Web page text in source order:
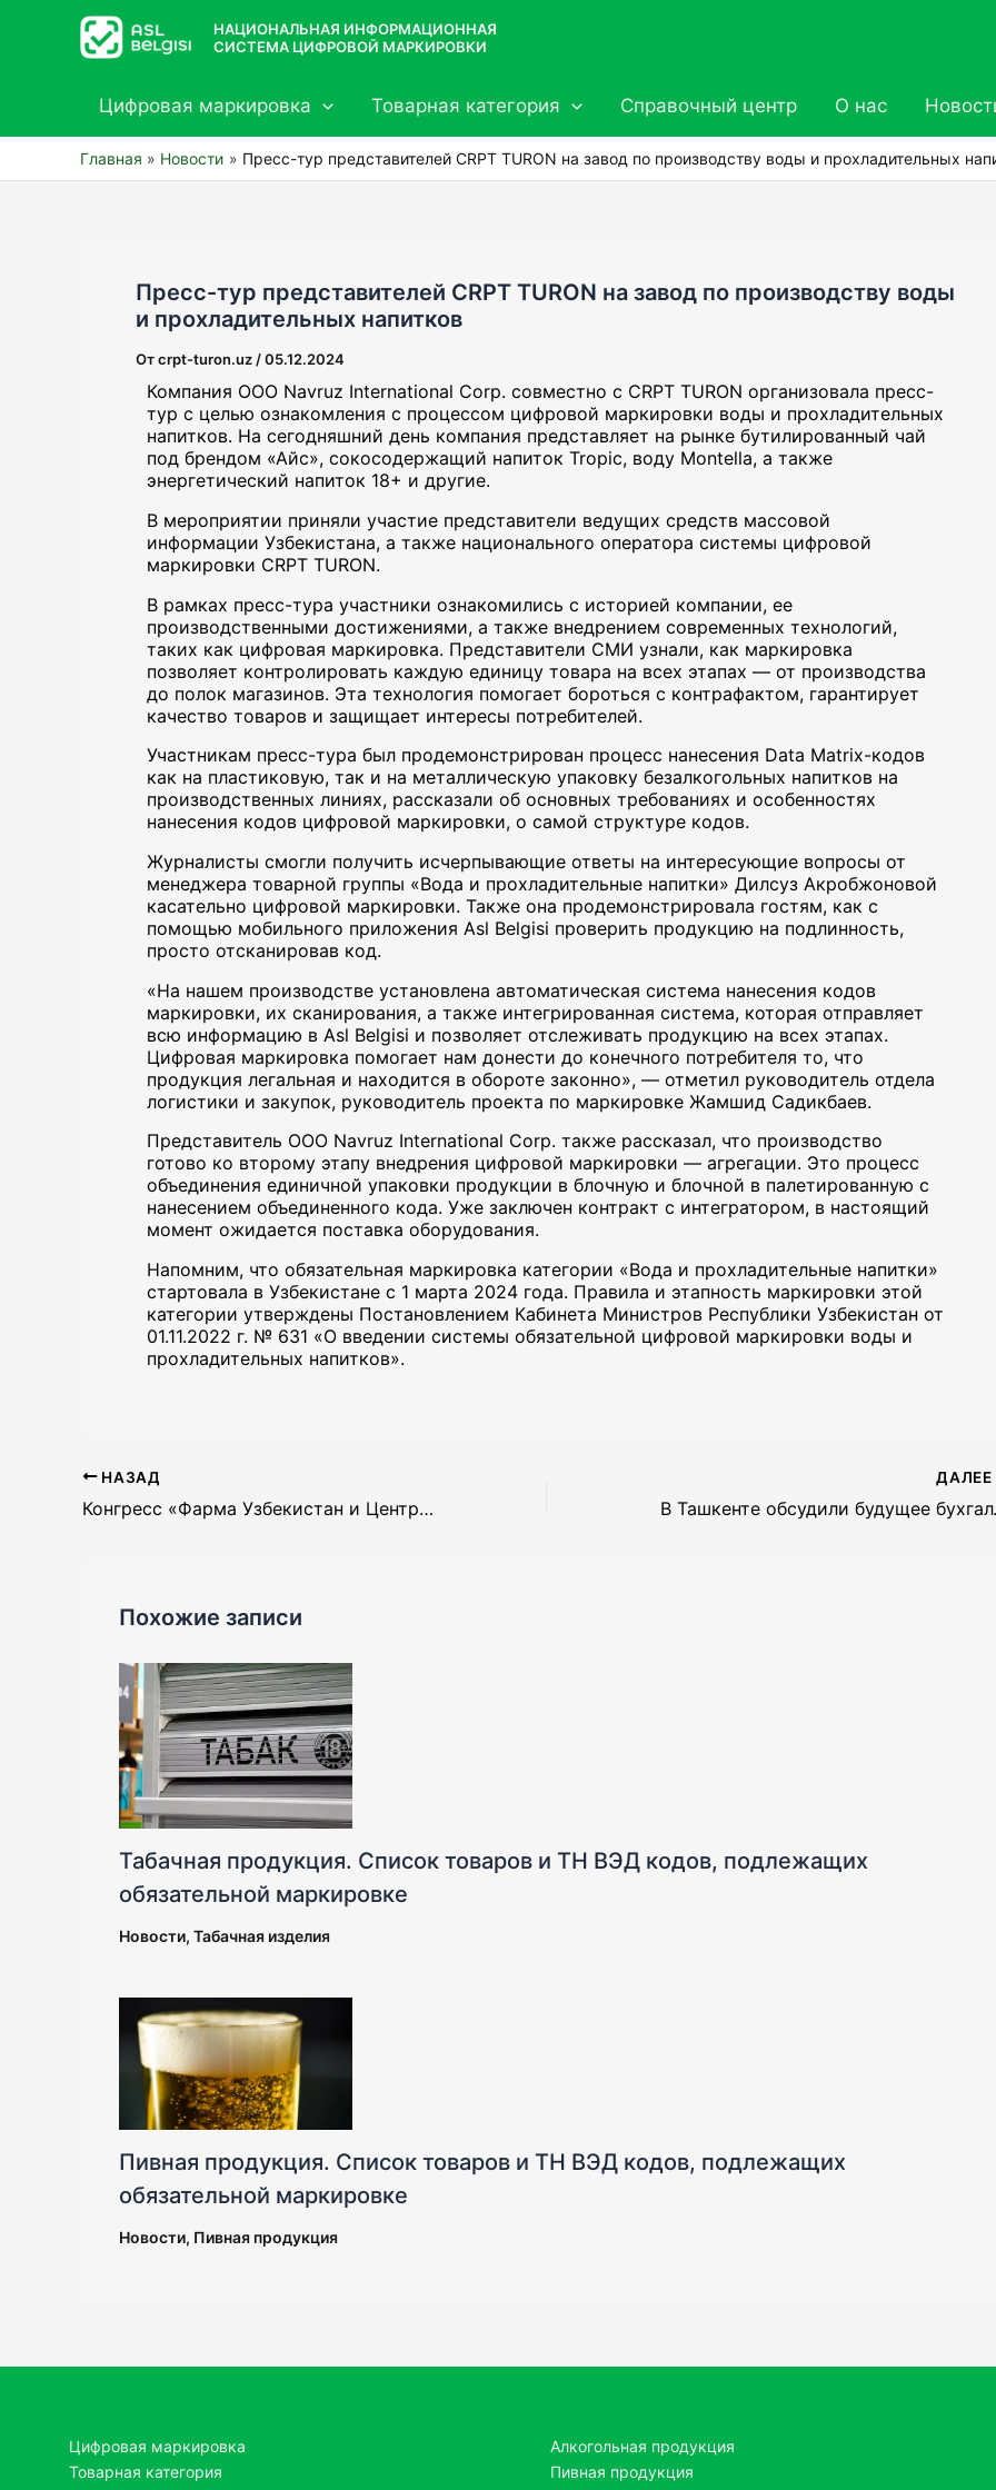
содержимому
НАЦИОНАЛЬНАЯ ИНФОРМАЦИОННАЯ
СИСТЕМА ЦИФРОВОЙ МАРКИРОВКИ
Цифровая маркировка Товарная категория Справочный центр О нас
Главная Новости Пресс-тур представителей CRPT TURON на завод по производству воды и прохладительных
Пресс-тур представителей CRPT TURON на завод по производству воды
и прохладительных напитков
Отcrpt-turon.uz /05.12.2024
Компания ООО Navruz International Corp. совместно с CRPT TURON организовала пресс-
тур с целью ознакомления с процессом цифровой маркировки воды и прохладительных
напитков. На сегодняшний день компания представляет на рынке бутилированный чай
под брендом «Айс», сокосодержащий напиток Tropic, воду Montella, а также
энергетический напиток 18+ и другие.
В мероприятии приняли участие представители ведущих средств массовой
информации Узбекистана, а также национального оператора системы цифровой
маркировки CRPT TURON.
В рамках пресс-тура участники ознакомились с историей компании, ее
производственными достижениями, а также внедрением современных технологий,
таких как цифровая маркировка. Представители СМИ узнали, как маркировка
позволяет контролировать каждую единицу товара на всех этапах — от производства
до полок магазинов. Эта технология помогает бороться с контрафактом, гарантирует
качество товаров и защищает интересы потребителей.
Участникам пресс-тура был продемонстрирован процесс нанесения Data Matrix-кодов
как на пластиковую, так и на металлическую упаковку безалкогольных напитков на
производственных линиях, рассказали об основных требованиях и особенностях
нанесения кодов цифровой маркировки, о самой структуре кодов.
Журналисты смогли получить исчерпывающие ответы на интересующие вопросы от
менеджера товарной группы «Вода и прохладительные напитки» Дилсуз Акробжоновой
касательно цифровой маркировки. Также она продемонстрировала гостям, как с
помощью мобильного приложения Asl Belgisi проверить продукцию на подлинность,
просто отсканировав код.
«На нашем производстве установлена автоматическая система нанесения кодов
маркировки, их сканирования, а также интегрированная система, которая отправляет
всю информацию в Asl Belgisi и позволяет отслеживать продукцию на всех этапах.
Цифровая маркировка помогает нам донести до конечного потребителя то, что
продукция легальная и находится в обороте законно», — отметил руководитель отдела
логистики и закупок, руководитель проекта по маркировке Жамшид Садикбаев.
Представитель ООО Navruz International Corp. также рассказал, что производство
готово ко второму этапу внедрения цифровой маркировки— агрегации. Это процесс
объединения единичной упаковки продукции в блочную и блочной в палетированную с
нанесением объединенного кода. Уже заключен контракт с интегратором, в настоящий
момент ожидается поставка оборудования.
Напомним, что обязательная маркировка категории «Вода и прохладительные напитки»
стартовала в Узбекистане с 1 марта 2024 года. Правила и этапность маркировки этой
категории утверждены Постановлением Кабинета Министров Республики Узбекистан от
01.11.2022 г. № 631 «О введении системы обязательной цифровой маркировки воды и
прохладительных напитков».
НАЗАД
Конгресс «Фарма Узбекистан и Центральная Азия» — курс на качество, контроль и цифровую трансформацию
ДАЛЕЕ
В
Похожие записи
Табачная продукция. Список товаров и ТН ВЭД кодов, подлежащих
обязательной маркировке
Новости, Табачная изделия
Пивная продукция. Список товаров и ТН ВЭД кодов, подлежащих
обязательной маркировке
Новости, Пивная продукция
Цифровая маркировка
Товарная категория
Алкогольная продукция
Пивная продукция